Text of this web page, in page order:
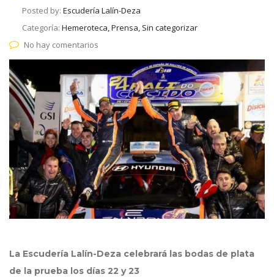
Posted by: Escudería Lalín-Deza
Categoría: Hemeroteca, Prensa, Sin categorizar
No hay comentarios
La Escudería Lalín-Deza celebrará las bodas de plata
de la prueba los días 22 y 23